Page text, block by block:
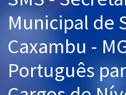
Graduação
Mentorias
Municipal de
Caxambu -
Português